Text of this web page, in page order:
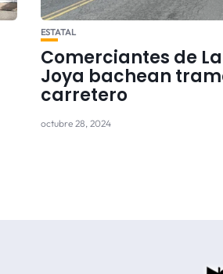
ESTATAL
Comerciantes de La
Joya bachean
carretero
octubre 28, 2024